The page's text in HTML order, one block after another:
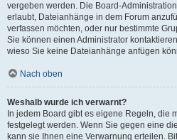
vergeben werden. Die Board-
erlaubt, Dateianhänge in dem Forum
verfassen möchten, oder nur bestimmte
Sie können einen Administrator
wieso Sie keine Dateianhänge anfügen
Nach oben
Weshalb wurde ich verwarnt?
In jedem Board gibt es eigene Regeln, die
festgelegt werden. Wenn Sie gegen eine
kann sie Ihnen eine Verwarnung erteilen.